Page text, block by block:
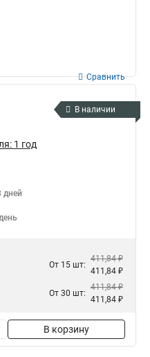
Сравнить
В наличии
1 год
дней
От 15 шт:
411,84 ₽
411,84 ₽
От 30 шт:
411,84 ₽
411,84 ₽
В корзину